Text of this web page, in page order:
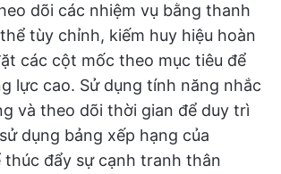
dõi các nhiệm vụ bằng thanh
tùy chỉnh, kiếm huy hiệu hoàn
các cột mốc theo mục tiêu để
lực cao. Sử dụng tính năng nhắc
và theo dõi thời gian để duy trì
dụng bảng xếp hạng của
thúc đẩy sự cạnh tranh thân